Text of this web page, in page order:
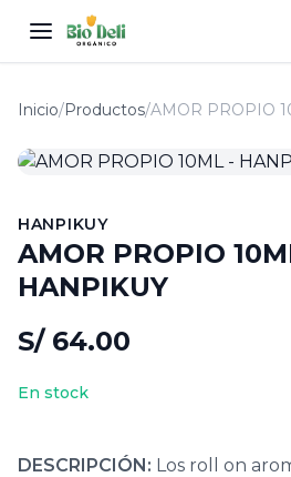
Inicio/Productos/AMOR PROPIO
HANPIKUY
AMOR PROPIO
HANPIKUY
S/ 64.00
En stock
DESCRIPCIÓN: Los roll on